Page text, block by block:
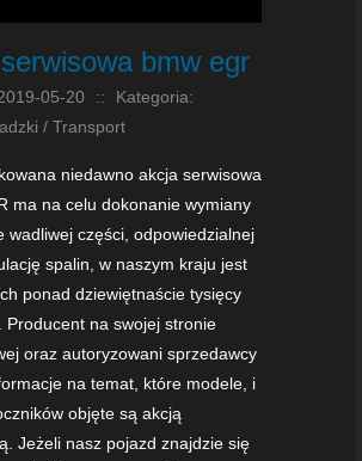
bmw egr
05-20 ::
Kategoria:
/ Transport
niedawno akcja serwisowa
ma na celu dokonanie wymiany
wadliwej części, odpowiedzialnej
spalin, w naszym kraju jest
ponad dziewiętnaście tysięcy
Producent na swojej stronie
oraz autoryzowani sprzedawcy
na temat, które modele, i
objęte są akcją
Jeżeli nasz pojazd znajdzie się